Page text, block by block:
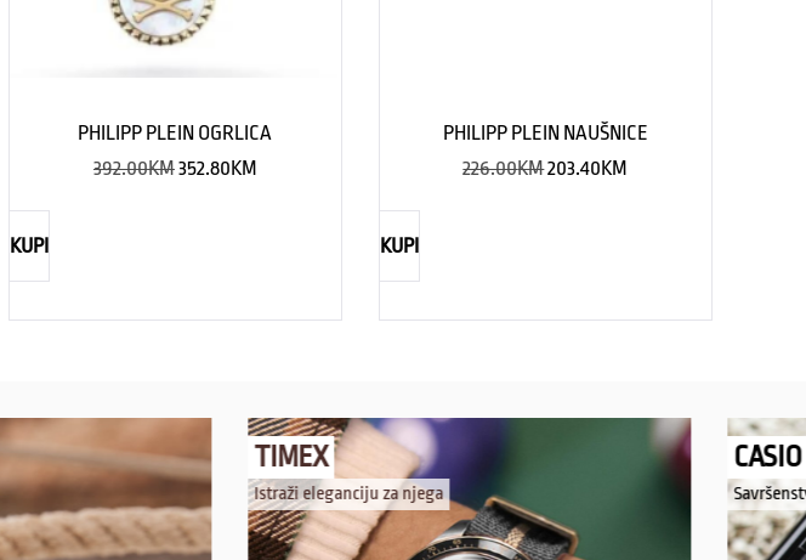
PHILIPP PLEIN OGRLICA
392.00KM352.80 KM
KUPI
PHILIPP PLEIN NAUŠNICE
226.00KM203.40 KM
KUPI
TIMEX
Istraži eleganciju za njega